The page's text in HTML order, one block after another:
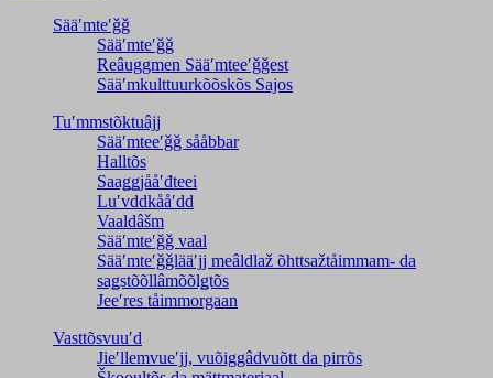
Sääʹmteʹǧǧ
Sääʹmteʹǧǧ
Reâuggmen Sääʹmteeʹǧǧest
Sääʹmkulttuurkõõskõs Sajos
Tuʹmmstõktuâjj
Sääʹmteeʹǧǧ sååbbar
Halltõs
Saaǥǥjååʹđteei
Luʹvddkååʹdd
Vaaldâšm
Sääʹmteʹǧǧ vaal
Sääʹmteʹǧǧlääʹjj meâldlaž õhttsažtåimmam- da
saǥstõõllâmõõlǥtõs
Jeeʹres tåimmorgaan
Vasttõsvuuʹd
Jieʹllemvueʹjj, vuõiggâdvuõtt da pirrõs